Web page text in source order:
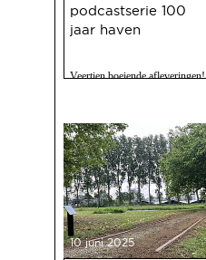
podcastserie 100
jaar haven
Veertien boeiende afleveringen!
10 juni 2025